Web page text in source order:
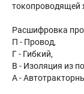
токопроводящей
Расшифровка
П - Провод,
Г - Гибкий,
В - Изоляция из
А -